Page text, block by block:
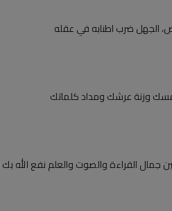
الجهل ضرب اطنابه في عقله
وزنة عرشك ومداد كلماتك
جمال القراءة والصوت والعلم نفع الله